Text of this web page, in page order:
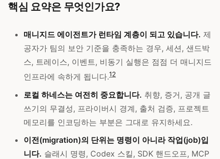
핵심 요약은 무엇인가요?
매니지드 에이전트가 런타임 계층이 되고 있습니다. 제
공자가 팀의 보안 기준을 충족하는 경우, 세션, 샌드박
스, 트레이스, 이벤트, 비동기 실행은 점점 더 매니지드
인프라에 속하게 됩니다.12
로컬 하네스는 여전히 중요합니다. 취향, 증거, 공개 글
쓰기의 무결성, 프라이버시 경계, 출처 검증, 프로젝트
메모리를 인코딩하는 부분은 그대로 유지하세요.
이전(migration)의 단위는 명령이 아니라 작업(job)입
니다. 슬래시 명령, Codex 스킬, SDK 핸드오프, MCP